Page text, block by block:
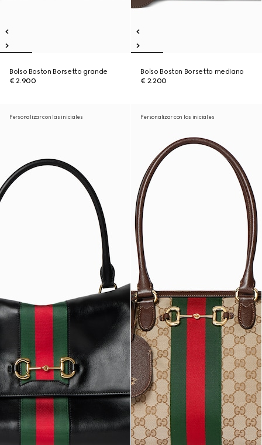
Bolso Boston Borsetto grande
€ 2.900
Bolso Boston Borsetto mediano
€ 2.200
Personalizar con las iniciales Personalizar con las iniciales